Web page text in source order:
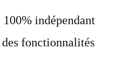
indépendant
fonctionnalités